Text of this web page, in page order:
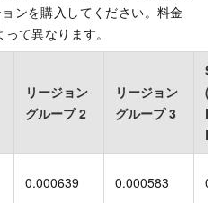
ンを購入してください。料金
て異なります。
リージョン
グループ 2
リージョン
グループ 3
0.000639 0.000583